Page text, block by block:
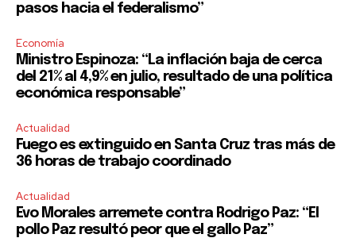
pasos hacia el federalismo”
Economía
Ministro Espinoza: “La inflación baja de cerca
del 21% al 4,9% en julio, resultado de una política
económica responsable”
Actualidad
Fuego es extinguido en Santa Cruz tras más de
36 horas de trabajo coordinado
Actualidad
Evo Morales arremete contra Rodrigo Paz: “El
pollo Paz resultó peor que el gallo Paz”